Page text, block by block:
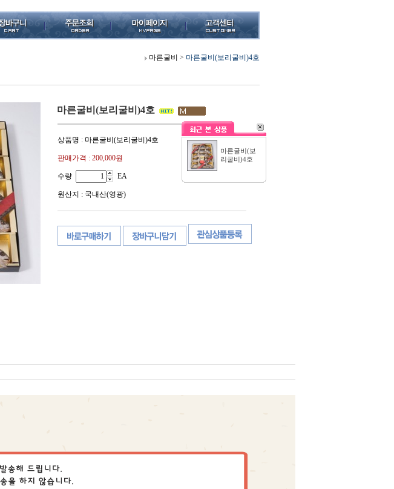
마른굴비 > 마른굴비(보리굴비)4호
마른굴비(보리굴비)4호
상품명 : 마른굴비(보리굴비)4호
판매가격 : 200,000원
수량 EA
원산지 : 국내산(영광)
마른굴비(보
리굴비)4호